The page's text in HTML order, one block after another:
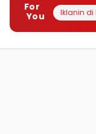
For
You
Iklanin di